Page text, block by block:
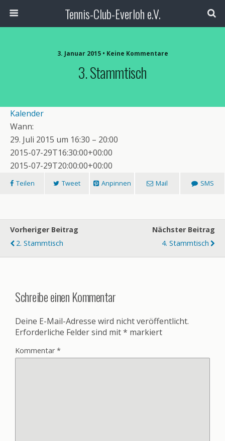
Tennis-Club-Everloh e.V.
3. Januar 2015 • Keine Kommentare
3. Stammtisch
Kalender
Wann:
29. Juli 2015 um 16:30 – 20:00
2015-07-29T16:30:00+00:00
2015-07-29T20:00:00+00:00
Teilen Tweet Anpinnen Mail SMS
Vorheriger Beitrag
2. Stammtisch
Nächster Beitrag
4. Stammtisch
Schreibe einen Kommentar
Deine E-Mail-Adresse wird nicht veröffentlicht.
Erforderliche Felder sind mit* markiert
Kommentar*